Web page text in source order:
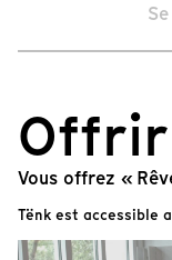
Vous offrez «
Tënk est accessible